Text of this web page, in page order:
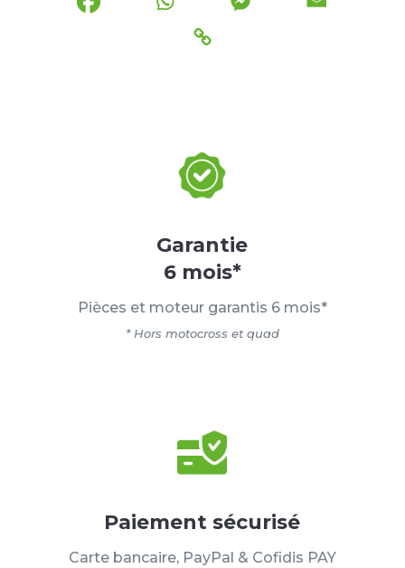
Garantie
6 mois*
Pièces et moteur garantis 6 mois*
* Hors motocross et quad
Paiement sécurisé
Carte bancaire, PayPal & Cofidis PAY